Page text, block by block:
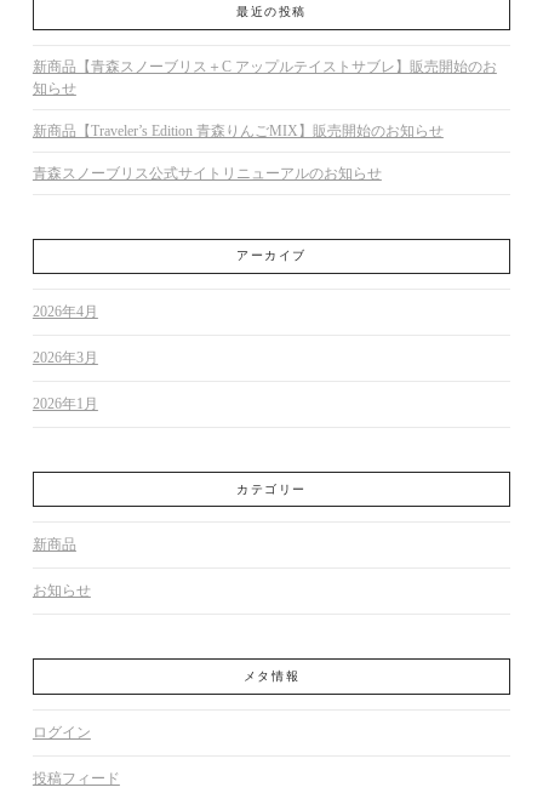
最近の投稿
新商品【青森スノーブリス＋C アップルテイストサブレ】販売開始のお
知らせ
新商品【Traveler’s Edition 青森りんごMIX】販売開始のお知らせ
青森スノーブリス公式サイトリニューアルのお知らせ
アーカイブ
2026年4月
2026年3月
2026年1月
カテゴリー
新商品
お知らせ
メタ情報
ログイン
投稿フィード